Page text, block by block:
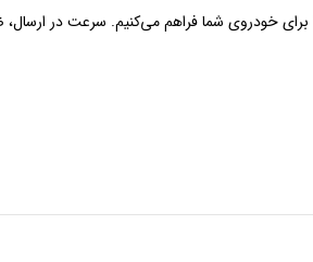
برای خودروی شما فراهم می‌کنیم. سرعت در